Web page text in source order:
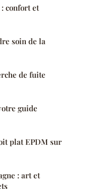
confort et
soin de la
de fuite
guide
plat EPDM sur
: art et